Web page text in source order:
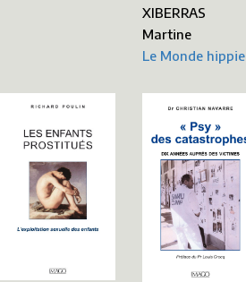
XIBERRAS
Martine
Le Monde hippie